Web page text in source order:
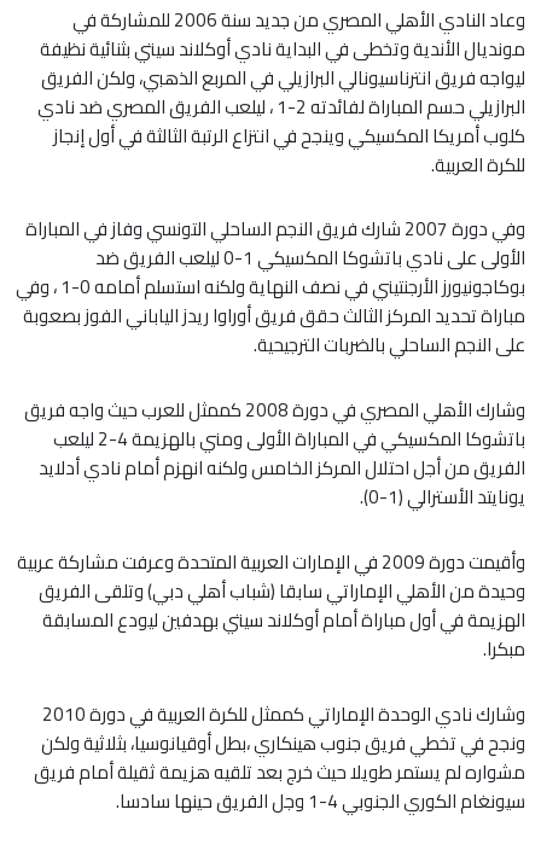
وعاد النادي الأهلي المصري من جديد سنة 2006 للمشاركة في
مونديال الأندية وتخطى في البداية نادي أوكلاند سيتي بثنائية نظيفة
ليواجه فريق انترناسيونالي البرازيلي في المربع الذهبي، ولكن الفريق
البرازيلي حسم المباراة لفائدته 2-1 ، ليلعب الفريق المصري ضد نادي
كلوب أمريكا المكسيكي وينجح في انتزاع الرتبة الثالثة في أول إنجاز
للكرة العربية.
وفي دورة 2007 شارك فريق النجم الساحلي التونسي وفاز في المباراة
الأولى على نادي باتشوكا المكسيكي 1-0 ليلعب الفريق ضد
بوكاجونيورز الأرجنتيني في نصف النهاية ولكنه استسلم أمامه 0-1 ، وفي
مباراة تحديد المركز الثالث حقق فريق أوراوا ريدز الياباني الفوز بصعوبة
على النجم الساحلي بالضربات الترجيحية.
وشارك الأهلي المصري في دورة 2008 كممثل للعرب حيث واجه فريق
باتشوكا المكسيكي في المباراة الأولى ومني بالهزيمة 4-2 ليلعب
الفريق من أجل احتلال المركز الخامس ولكنه انهزم أمام نادي أدلايد
يونايتد الأسترالي (1-0).
وأقيمت دورة 2009 في الإمارات العربية المتحدة وعرفت مشاركة عربية
وحيدة من الأهلي الإماراتي سابقا (شباب أهلي دبي) وتلقى الفريق
الهزيمة في أول مباراة أمام أوكلاند سيتي بهدفين ليودع المسابقة
مبكرا.
وشارك نادي الوحدة الإماراتي كممثل للكرة العربية في دورة 2010
ونجح في تخطي فريق جنوب هينكاري ،بطل أوقيانوسيا، بثلاثية ولكن
مشواره لم يستمر طويلا حيث خرج بعد تلقيه هزيمة ثقيلة أمام فريق
سيونغام الكوري الجنوبي 4-1 وجل الفريق حينها سادسا.